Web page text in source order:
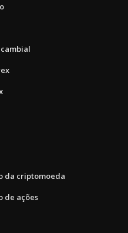
da criptomoeda
de ações